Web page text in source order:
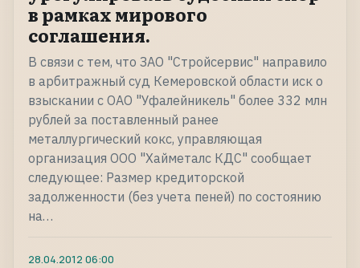
в рамках мирового
соглашения.
В связи с тем, что ЗАО "Стройсервис" направило
в арбитражный суд Кемеровской области иск о
взыскании с ОАО "Уфалейникель" более 332 млн
рублей за поставленный ранее
металлургический кокс, управляющая
организация ООО "Хайметалс КДС" сообщает
следующее: Размер кредиторской
задолженности (без учета пеней) по состоянию
на…
28.04.2012 06:00